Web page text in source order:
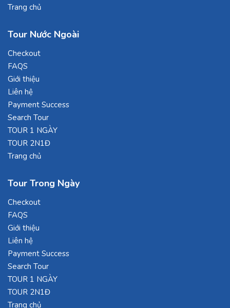
Trang chủ
Tour Nước Ngoài
Checkout
FAQS
Giới thiệu
Liên hệ
Payment Success
Search Tour
TOUR 1 NGÀY
TOUR 2N1Đ
Trang chủ
Tour Trong Ngày
Checkout
FAQS
Giới thiệu
Liên hệ
Payment Success
Search Tour
TOUR 1 NGÀY
TOUR 2N1Đ
Trang chủ